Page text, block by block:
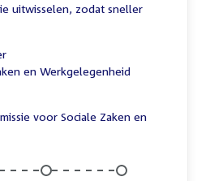
uitwisselen, zodat sneller
en Werkgelegenheid
voor Sociale Zaken en